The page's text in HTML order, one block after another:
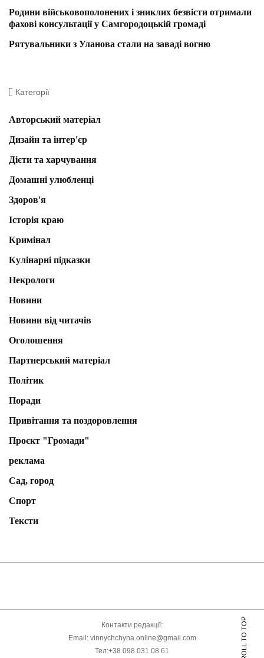
Родини військовополонених і зниклих безвісти отримали
фахові консультації у Самгородоцькій громаді
Рятувальники з Уланова стали на заваді вогню
Категорії
Авторський матеріал
Дизайн та інтер'єр
Дієти та харчування
Домашні улюбленці
Здоров'я
Історія краю
Кримінал
Кулінарні підказки
Некрологи
Новини
Новини від читачів
Оголошення
Партнерський матеріал
Політик
Поради
Привітання та поздоровлення
Проєкт "Громади"
реклама
Сад, город
Спорт
Тексти
SCROLL TO TOP
Контакти редакції:
Email: vinnychchyna.online@gmail.com
Тел:+38 098 031 08 61